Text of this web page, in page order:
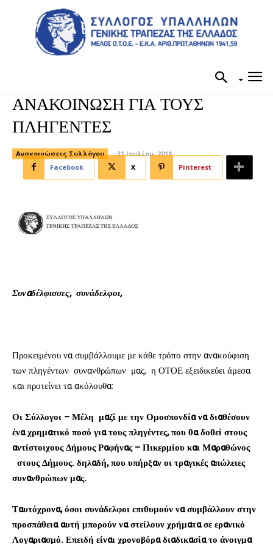
ΑΝΑΚΟΙΝΩΣΗ ΓΙΑ ΤΟΥΣ
ΠΛΗΓΕΝΤΕΣ
Ανακοινώσεις Συλλόγου
31 Ιουλίου, 2018
Facebook
X Pinterest
Συναδέλφισσες, συνάδελφοι,
Προκειμένου να συμβάλλουμε με κάθε τρόπο στην ανακούφιση
των πληγέντων συνανθρώπων μας, η ΟΤΟΕ εξειδικεύει άμεσα
και προτείνει τα ακόλουθα:
Οι Σύλλογοι – Μέλη μαζί με την Ομοσπονδία να διαθέσουν
ένα χρηματικό ποσό για τους πληγέντες, που θα δοθεί στους
αντίστοιχουςΔήμους Ραφήνας – Πικερμίου και Μαραθώνος
στους Δήμους. δηλαδή, που υπήρξαν οι τραγικές απώλειες
συνανθρώπων μας.
Ταυτόχρονα, όσοι συνάδελφοι επιθυμούν να συμβάλλουν στην
προσπάθεια αυτή μπορούν να στείλουν χρήματα σε ερανικό
Λογαριασμό. Επειδή είναι χρονοβόρα διαδικασία το άνοιγμα